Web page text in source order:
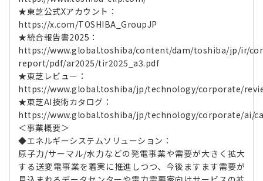
★東芝公式Xアカウント：
https://x.com/TOSHIBA_GroupJP
★統合報告書2025：
https://www.global.toshiba/content/dam/toshiba/jp/ir/
report/pdf/ar2025/tir2025_a3.pdf
★東芝レビュー：
https://www.global.toshiba/jp/technology/corporate/
★東芝AI技術カタログ：
https://www.global.toshiba/jp/technology/corporate/ai/
＜事業概要＞
◆エネルギーシステムソリューション：
原子力/サーマル/水力などの発電事業や需要が大きく拡大
する送変電事業を着実に推進しつつ、今後ますます需要が